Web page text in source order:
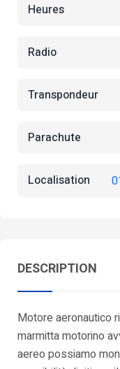
Heures
Radio
Transpondeur
Parachute
Localisation
DESCRIPTION
Motore aeronautico
marmitta motorino
aereo possiamo